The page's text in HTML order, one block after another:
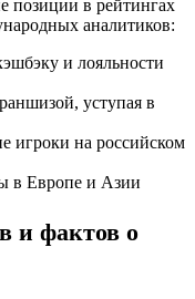
позиции в рейтингах
аналитиков:
и лояльности
уступая в
игроки на российском
в Европе и Азии
и фактов о